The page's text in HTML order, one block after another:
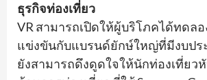
ธุรกิจท่องเที่ยว
VR สามารถเปิดให้ผู้บริโภคได้ทดล
แข่งขันกับแบรนด์ยักษ์ใหญ่ที่มีงบปร
ยังสามารถดึงดูดใจให้นักท่องเที่ยว